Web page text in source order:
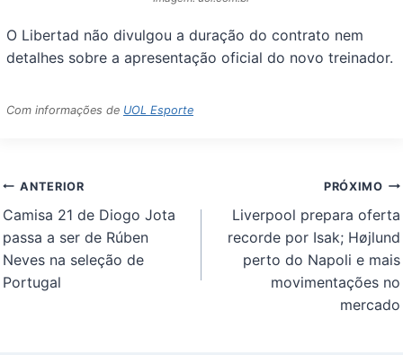
O Libertad não divulgou a duração do contrato nem
detalhes sobre a apresentação oficial do novo treinador.
Com informações de UOL Esporte
Navegação
de
Post
ANTERIOR
Camisa 21 de Diogo Jota
passa a ser de Rúben
Neves na seleção de
Portugal
PRÓXIMO
Liverpool prepara oferta
recorde por Isak; Højlund
perto do Napoli e mais
movimentações no
mercado